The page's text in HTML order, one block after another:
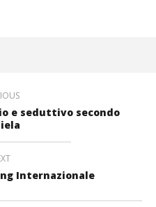
e seduttivo secondo
Internazionale